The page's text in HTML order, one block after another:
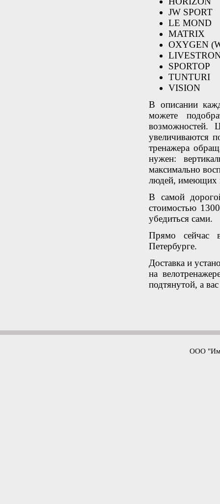
JW SPORT
LE MOND
MATRIX
OXYGEN
SPORTOP
TUNTURI
VISION
В описании
можете
возможностей.
увеличиваются
тренажера
нужен:
максимально
людей, имеющих
В самой
стоимостью
убедиться сами.
Прямо сейчас
Петербурге.
Доставка и
на
подтянутой, а
ООО